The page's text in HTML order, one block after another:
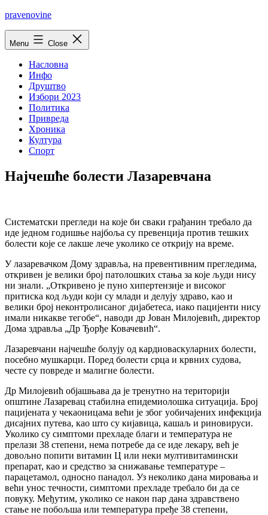
Skip
pravenovine
Menu Close
Насловна
Инфо
Друштво
Избори 2023
Политика
Привреда
Хроника
Култура
Спорт
Најчешће болести Лазаревчана
Систематски прегледи на које би сваки грађанин требало да
иде једном годишње најбоља су превенција против тешких
болести које се лакше лече уколико се открију на време.
У лазаревачком Дому здравља, на превентивним прегледима,
откривен је велики број патолошких стања за које људи нису
ни знали. „Откривено је пуно хипертензије и високог
притиска код људи који су млади и делују здраво, као и
велики број неконтролисаног дијабетеса, иако пацијенти нису
имали никакве тегобе“, наводи др Јован Милојевић, директор
Дома здравља „Др Ђорђе Ковачевић“.
Лазаревчани најчешће болују од кардиоваскуларних болести,
посебно мушкарци. Поред болести срца и крвних судова,
честе су повреде и малигне болести.
Др Милојевић објашњава да је тренутно на територији
општине Лазаревац стабилна епидемиолошка ситуација. Број
пацијената у чекаоницама већи је због уобичајених инфекција
дисајних путева, као што су кијавица, кашаљ и риновируси.
Уколико су симптоми прехладе благи и температура не
прелази 38 степени, нема потребе да се иде лекару, већ је
довољно попити витамин Ц или неки мултивитамински
препарат, као и средство за снижавање температуре –
парацетамол, односно панадол. Уз неколико дана мировања и
већи унос течности, симптоми прехладе требало би да се
повуку. Међутим, уколико се након пар дана здравствено
стање не побољша или температура пређе 38 степени,